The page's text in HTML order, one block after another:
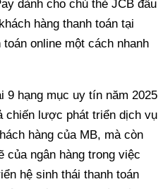
dành cho chủ thẻ JCB đầu
hàng thanh toán tại
online một cách nhanh
9 hạng mục uy tín năm 2025
chiến lược phát triển dịch vụ
hàng của MB, mà còn
của ngân hàng trong việc
hệ sinh thái thanh toán